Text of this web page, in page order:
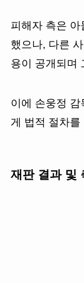
피해자 측은
했으나, 다른
용이 공개되며
이에 손웅정
게 법적 절차를
재판 결과 및